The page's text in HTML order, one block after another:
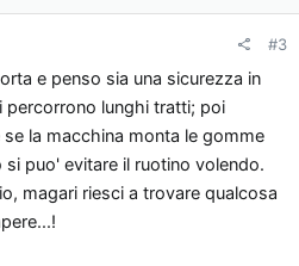
#3
e penso sia una sicurezza in
percorrono lunghi tratti; poi
la macchina monta le gomme
puo' evitare il ruotino volendo.
magari riesci a trovare qualcosa